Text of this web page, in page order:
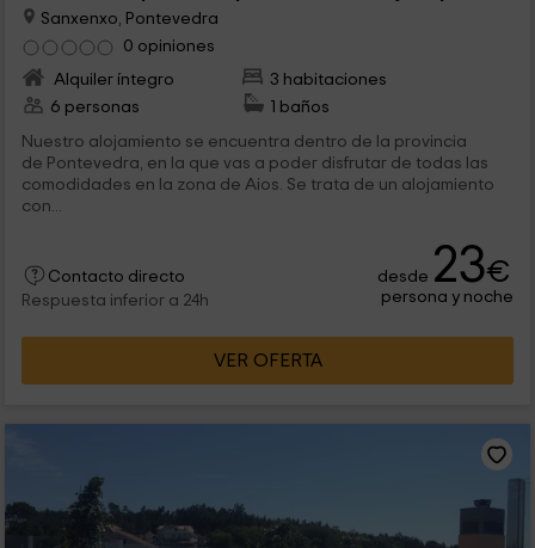
Sanxenxo, Pontevedra
0 opiniones
Alquiler íntegro
3 habitaciones
6 personas
1 baños
Nuestro alojamiento se encuentra dentro de la provincia
de Pontevedra, en la que vas a poder disfrutar de todas las
comodidades en la zona de Aios. Se trata de un alojamiento
con...
Contacto directo
Respuesta inferior a 24h
desde 23€
persona y noche
VER OFERTA